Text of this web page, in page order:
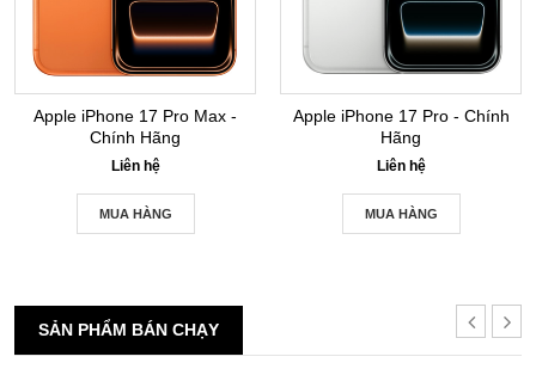
Apple iPhone 17 Pro Max -
Chính Hãng
Liên hệ
MUA HÀNG
Apple iPhone 17 Pro - Chính
Hãng
Liên hệ
MUA HÀNG
SẢN PHẨM BÁN CHẠY